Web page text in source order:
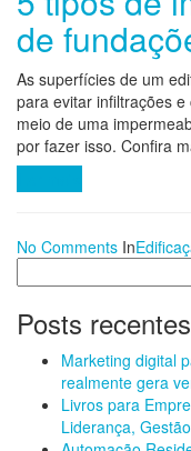
de
As superfícies de um
para evitar infiltrações
meio de uma
por fazer isso. Confira
No Comments In
por:
Posts recentes
Marketing digital
realmente gera
Livros para
Liderança,